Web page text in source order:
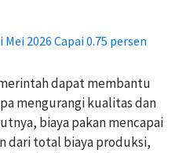
2026 Capai 0.75 persen
dapat membantu
mengurangi kualitas dan
biaya pakan mencapai
dari total biaya produksi,